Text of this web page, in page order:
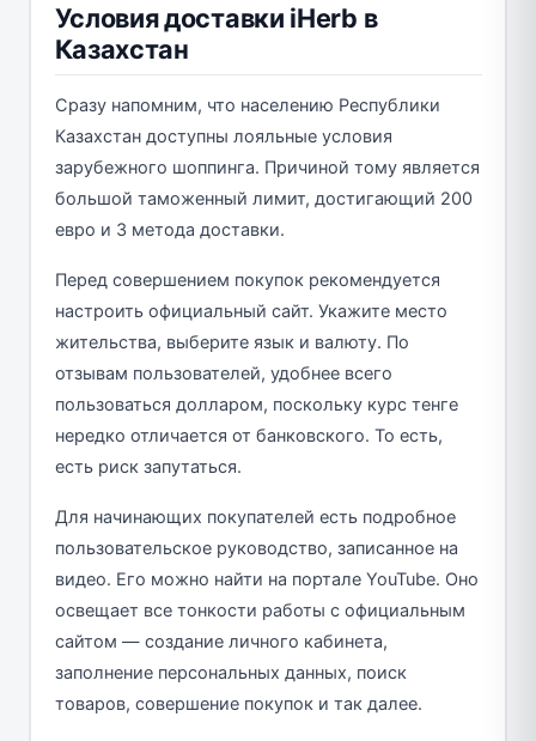
Условия доставки iHerb в
Казахстан
Сразу напомним, что населению Республики
Казахстан доступны лояльные условия
зарубежного шоппинга. Причиной тому является
большой таможенный лимит, достигающий 200
евро и 3 метода доставки.
Перед совершением покупок рекомендуется
настроить официальный сайт. Укажите место
жительства, выберите язык и валюту. По
отзывам пользователей, удобнее всего
пользоваться долларом, поскольку курс тенге
нередко отличается от банковского. То есть,
есть риск запутаться.
Для начинающих покупателей есть подробное
пользовательское руководство, записанное на
видео. Его можно найти на портале YouTube. Оно
освещает все тонкости работы с официальным
сайтом — создание личного кабинета,
заполнение персональных данных, поиск
товаров, совершение покупок и так далее.